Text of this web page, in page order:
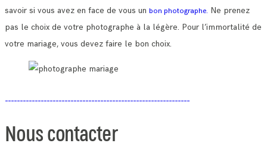
savoir si vous avez en face de vous un bon photographe. Ne prenez
pas le choix de votre photographe à la légère. Pour l’immortalité de
votre mariage, vous devez faire le bon choix.
Nous contacter